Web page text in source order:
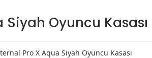
Oyuncu Kasası
Pro X Aqua Siyah Oyuncu Kasası